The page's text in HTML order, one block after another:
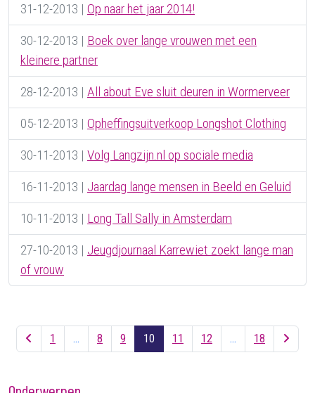
31-12-2013 | Op naar het jaar 2014!
30-12-2013 | Boek over lange vrouwen met een
kleinere partner
28-12-2013 | All about Eve sluit deuren in Wormerveer
05-12-2013 | Opheffingsuitverkoop Longshot Clothing
30-11-2013 | Volg Langzijn.nl op sociale media
16-11-2013 | Jaardag lange mensen in Beeld en Geluid
10-11-2013 | Long Tall Sally in Amsterdam
27-10-2013 | Jeugdjournaal Karrewiet zoekt lange man
of vrouw
Berichten navigatie
1 … 8 9 10 11 12 … 18